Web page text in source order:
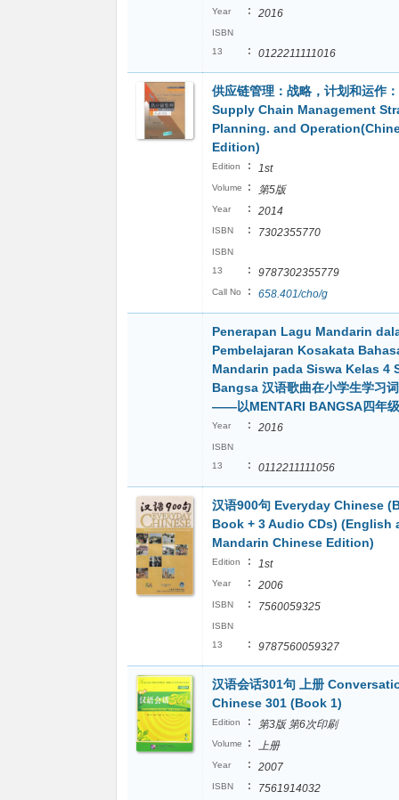
Year : 2016
ISBN
13
: 0122211111016
供应链管理：战略，计划和运作
Supply Chain Management
Planning. and
Edition)
Edition : 1st
Volume : 第5版
Year : 2014
ISBN : 7302355770
ISBN
13
: 9787302355779
Call No : 658.401/cho/g
Penerapan Lagu Mandarin
Pembelajaran Kosakata
Mandarin pada Siswa Kelas 4
Bangsa 汉语歌曲在小学生学习
——以MENTARI BANGSA四年
Year : 2016
ISBN
13
: 0112211111056
汉语900句 Everyday Chinese
Book + 3 Audio CDs) (English
Mandarin Chinese Edition)
Edition : 1st
Year : 2006
ISBN : 7560059325
ISBN
13
: 9787560059327
汉语会话301句 上册
Chinese 301 (Book 1)
Edition : 第3版 第6次印刷
Volume : 上册
Year : 2007
ISBN : 7561914032